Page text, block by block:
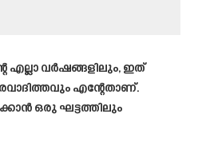
എല്ലാ വർഷങ്ങളിലും, ഇത്
എന്റേതാണ്.
ഒരു ഘട്ടത്തിലും